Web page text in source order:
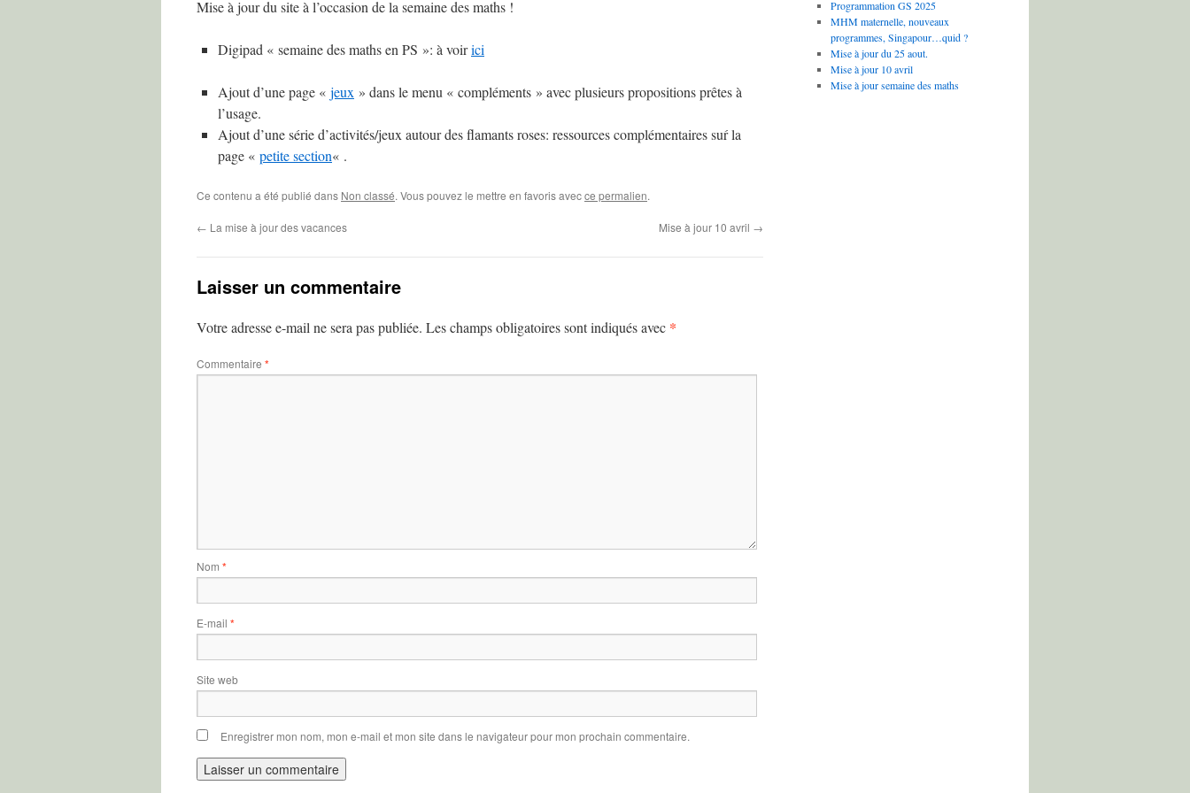
Mise à jour du site à l’occasion de la semaine des maths !
Digipad « semaine des maths en PS »: à voirici
Ajout d’une page « jeux » dans le menu « compléments » avec plusieurs propositions prêtes à
l’usage.
Ajout d’une série d’activités/jeux autour des flamants roses: ressources complémentaires suŕ la
page « petite section« .
Ce contenu a été publié dans Non classé. Vous pouvez le mettre en favoris avecce permalien.
← La mise à jour des vacances Mise à jour 10 avril →
Laisser un commentaire
Votre adresse e-mail ne sera pas publiée. Les champs obligatoires sont indiqués avec *
Commentaire *
Nom *
E-mail *
Site web
Enregistrer mon nom, mon e-mail et mon site dans le navigateur pour mon prochain commentaire.
Programmation GS 2025
MHM maternelle, nouveaux
programmes, Singapour…quid ?
Mise à jour du 25 aout.
Mise à jour 10 avril
Mise à jour semaine des maths